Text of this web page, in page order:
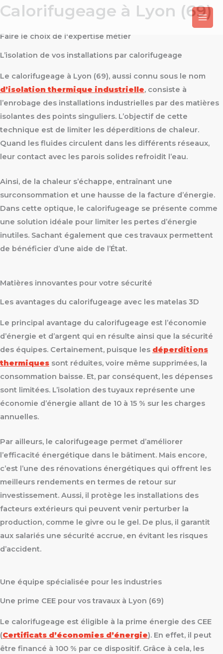
Aller
au
contenu
Calorifugeage à Lyon (69)
Faire le choix de l'expertise métier
L’isolation de vos installations par calorifugeage
Le calorifugeage à Lyon (69), aussi connu sous le nom
d’isolation thermique industrielle, consiste à
l’enrobage des installations industrielles par des matières
isolantes des points singuliers. L’objectif de cette
technique est de limiter les déperditions de chaleur.
Quand les fluides circulent dans les différents réseaux,
leur contact avec les parois solides refroidit l’eau.
Ainsi, de la chaleur s’échappe, entraînant une
surconsommation et une hausse de la facture d’énergie.
Dans cette optique, le calorifugeage se présente comme
une solution idéale pour limiter les pertes d’énergie
inutiles. Sachant également que ces travaux permettent
de bénéficier d’une aide de l’État.
Matières innovantes pour votre sécurité
Les avantages du calorifugeage avec les matelas 3D
Le principal avantage du calorifugeage est l’économie
d’énergie et d’argent qui en résulte ainsi que la sécurité
des équipes. Certainement, puisque les déperditions
thermiques sont réduites, voire même supprimées, la
consommation baisse. Et, par conséquent, les dépenses
sont limitées. L’isolation des tuyaux représente une
économie d’énergie allant de 10 à 15 % sur les charges
annuelles.
Par ailleurs, le calorifugeage permet d’améliorer
l’efficacité énergétique dans le bâtiment. Mais encore,
c’est l’une des rénovations énergétiques qui offrent les
meilleurs rendements en termes de retour sur
investissement. Aussi, il protège les installations des
facteurs extérieurs qui peuvent venir perturber la
production, comme le givre ou le gel. De plus, il garantit
aux salariés une sécurité accrue, en évitant les risques
d’accident.
Une équipe spécialisée pour les industries
Une prime CEE pour vos travaux à Lyon (69)
Le calorifugeage est éligible à la prime énergie des CEE
(Certificats d’économies d’énergie). En effet, il peut
être financé à 100 % par ce dispositif. Grâce à cela, les